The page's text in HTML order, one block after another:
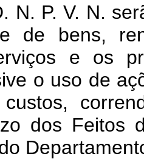
N. P. V. N.
de bens,
e os
o uso de
dos Feitos